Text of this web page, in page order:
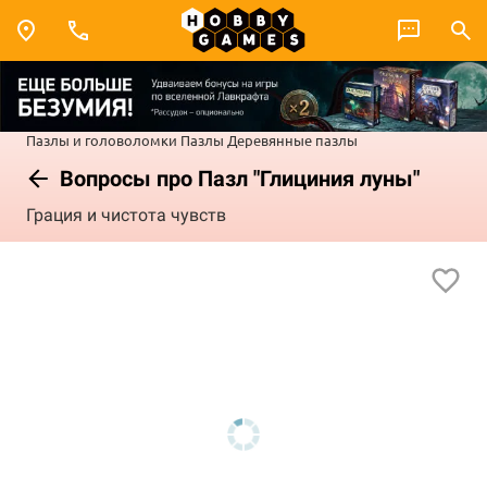
Пазлы и головоломки Пазлы Деревянные пазлы
Вопросы про Пазл "Глициния луны"
Грация и чистота чувств